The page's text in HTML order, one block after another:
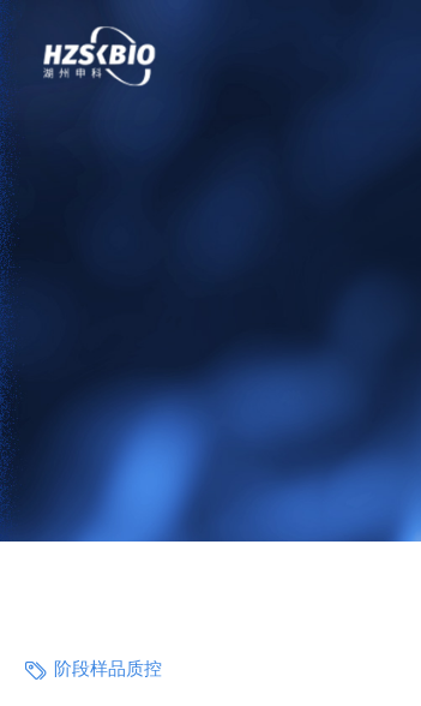
关于我们
About Us
产品中心
技术服务
资质建设
Qualification Construction
技术资料
Technical Data
联系我们
Contact Us
阶段样品质控
解
决
方
案
生
物
制
品
质
返
回